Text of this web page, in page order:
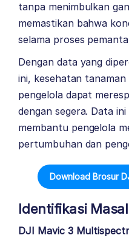
tanpa menimbulkan
memastikan bahwa
selama proses
Dengan data yang
ini, kesehatan
pengelola dapat
dengan segera. Data
membantu pengelola
pertumbuhan dan
Download Brosur
Identifikasi
DJI Mavic 3